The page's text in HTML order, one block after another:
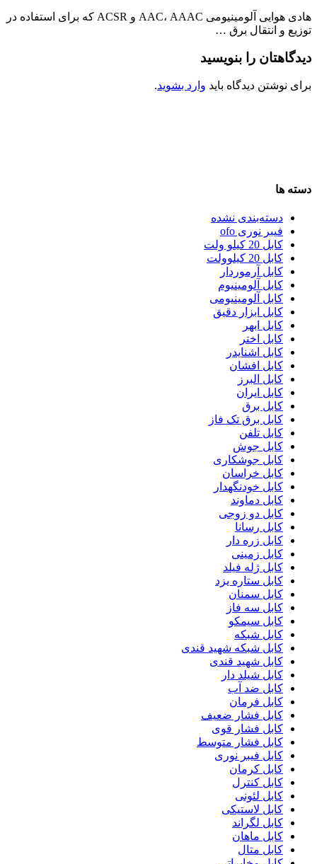
هادی هوایی آلومینیومی AAC، AAAC و ACSR که برای استفاده در
توزیع و انتقال برق …
دیدگاهتان را بنویسید
برای نوشتن دیدگاه باید وارد بشوید.
دسته ها
دسته‌بندی نشده
فیبر نوری ofo
کابل 20 کیلو ولت
کابل 20 کیلوولت
کابل آرموردار
کابل آلومینیوم
کابل آلومینیومی
کابل ابزار دقیق
کابل ابهر
کابل اختر
کابل اشنایدر
کابل افشان
کابل البرز
کابل ایران
کابل برق
کابل برق تک فاز
کابل تلفن
کابل جوش
کابل جوشکاری
کابل خراسان
کابل خودنگهدار
کابل دماوند
کابل دو زوجی
کابل رسانا
کابل زره دار
کابل زمینی
کابل ژله فیلد
کابل ستاره یزد
کابل سمنان
کابل سه فاز
کابل سیمکو
کابل شبکه
کابل شبکه شهید قندی
کابل شهید قندی
کابل شیلد دار
کابل ضد آب
کابل فرمان
کابل فشار ضعیف
کابل فشار قوی
کابل فشار متوسط
کابل فیبر نوری
کابل کرمان
کابل کنترل
کابل لئونی
کابل لاستیکی
کابل لگراند
کابل ماهان
کابل متال